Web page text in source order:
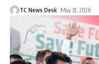
TC News Desk May 31, 2026